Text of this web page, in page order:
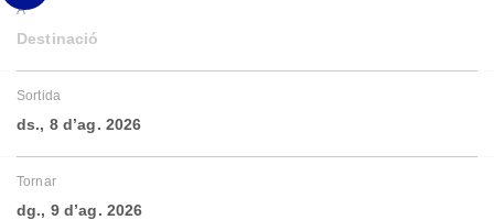
A
Destinació
Sortida
ds., 8 d’ag. 2026
Tornar
dg., 9 d’ag. 2026